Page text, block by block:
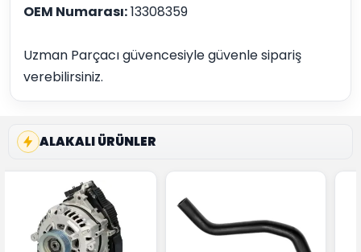
OEM Numarası:13308359
Uzman Parçacı güvencesiyle güvenle sipariş
verebilirsiniz.
ALAKALI ÜRÜNLER